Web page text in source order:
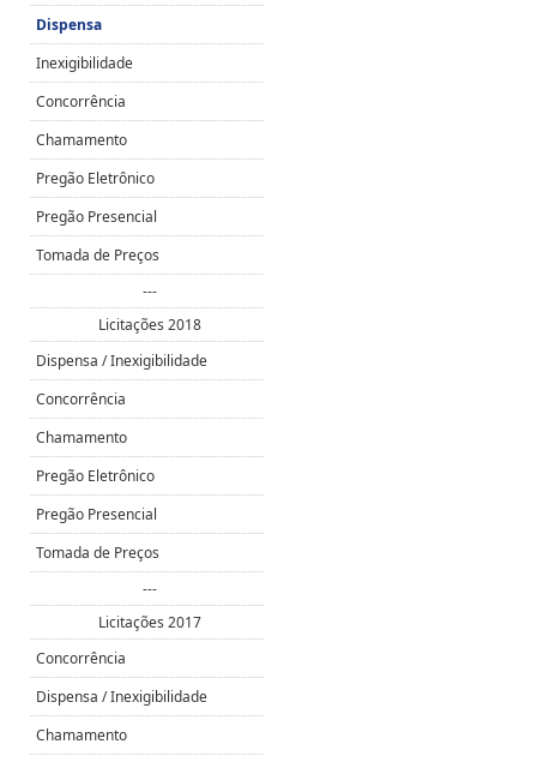
Dispensa
Inexigibilidade
Concorrência
Chamamento
Pregão Eletrônico
Pregão Presencial
Tomada de Preços
---
Licitações 2018
Dispensa / Inexigibilidade
Concorrência
Chamamento
Pregão Eletrônico
Pregão Presencial
Tomada de Preços
---
Licitações 2017
Concorrência
Dispensa / Inexigibilidade
Chamamento